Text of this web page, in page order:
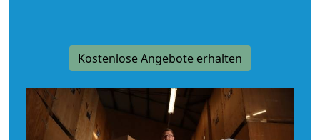
Kostenlose Angebote erhalten